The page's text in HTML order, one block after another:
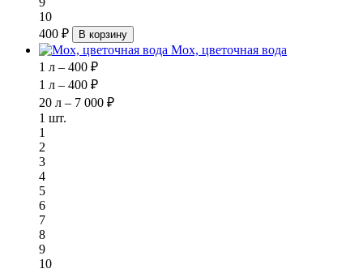
10
400 ₽
В корзину
Мох, цветочная вода
1 л – 400 ₽
1 л – 400 ₽
20 л – 7 000 ₽
1 шт.
1
2
3
4
5
6
7
8
9
10